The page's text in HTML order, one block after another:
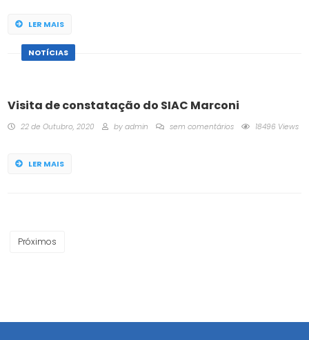
LER MAIS
NOTÍCIAS
Visita de constatação do SIAC Marconi
22 de Outubro, 2020 by admin sem comentários 18496 Views
LER MAIS
Próximos